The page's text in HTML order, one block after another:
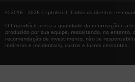
© 2016 - 2026 CriptoFacil. Todos os direitos
O CriptoFácil preza a qualidade da informação e
produzido por sua equipe, ressaltando, no entanto,
recomendação de investimento, não se
indiretos e incidentais), custos e lucros cessantes.